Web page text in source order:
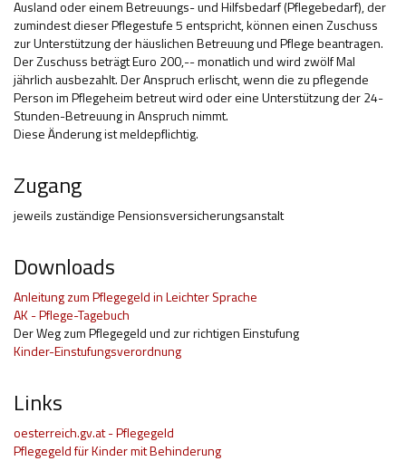
Ausland oder einem Betreuungs- und Hilfsbedarf (Pflegebedarf), der
zumindest dieser Pflegestufe 5 entspricht, können einen Zuschuss
zur Unterstützung der häuslichen Betreuung und Pflege beantragen.
Der Zuschuss beträgt Euro 200,-- monatlich und wird zwölf Mal
jährlich ausbezahlt. Der Anspruch erlischt, wenn die zu pflegende
Person im Pflegeheim betreut wird oder eine Unterstützung der 24-
Stunden-Betreuung in Anspruch nimmt.
Diese Änderung ist meldepflichtig.
Zugang
jeweils zuständige Pensionsversicherungsanstalt
Downloads
Anleitung zum Pflegegeld in Leichter Sprache
AK - Pflege-Tagebuch
Der Weg zum Pflegegeld und zur richtigen Einstufung
Kinder-Einstufungsverordnung
Links
oesterreich.gv.at - Pflegegeld
Pflegegeld für Kinder mit Behinderung